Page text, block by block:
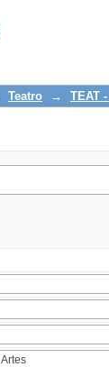
Teatro → TEAT